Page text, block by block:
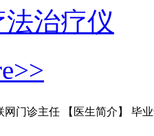
治疗仪
网门诊主任 【医生简介】 毕